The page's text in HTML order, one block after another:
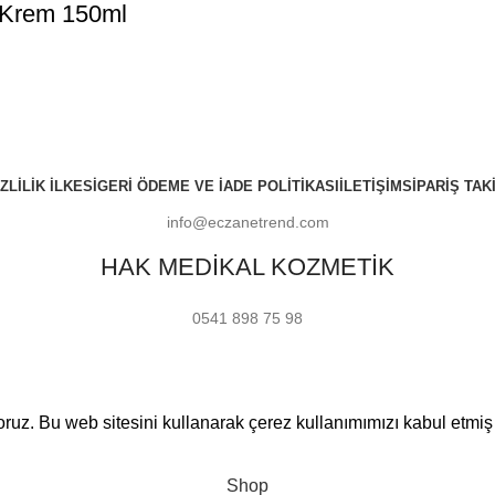
150ml
İLKESI GERI ÖDEME VE İADE POLITIKASI İLETIŞIMSIPARIŞ
info@eczanetrend.com
HAK MEDİKAL KOZMETİK
0541 898 75 98
Bu web sitesini kullanarak çerez kullanımımızı kabul
Shop